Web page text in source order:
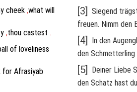
cheek ,what will
,thou castest .
of loveliness
for Afrasiyab
[3] Siegend
freuen. Nimm den
[4] In den
den
[5] Deiner Liebe
den Schatz hast